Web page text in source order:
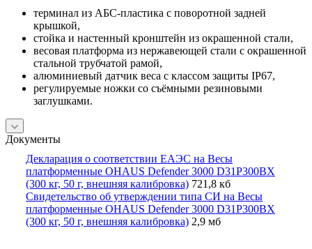
терминал из АБС-пластика с поворотной задней
крышкой,
стойка и настенный кронштейн из окрашенной стали,
весовая платформа из нержавеющей стали с окрашенной
стальной трубчатой рамой,
алюминиевый датчик веса с классом защиты IP67,
регулируемые ножки со съёмными резиновыми
заглушками.
Документы
Декларация о соответствии ЕАЭС на Весы
платформенные OHAUS Defender 3000 D31P300BX
(300 кг, 50 г, внешняя калибровка) 721,8 кб
Свидетельство об утверждении типа СИ на Весы
платформенные OHAUS Defender 3000 D31P300BX
(300 кг, 50 г, внешняя калибровка) 2,9 мб